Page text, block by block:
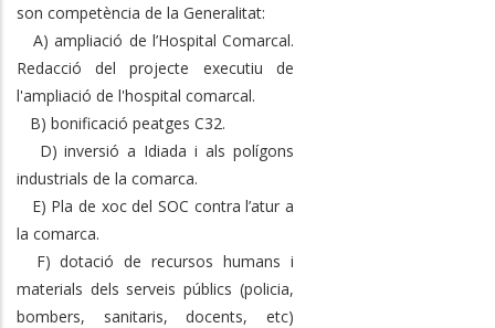
son competència de la Generalitat:
A) ampliació de l’Hospital Comarcal.
Redacció del projecte executiu de
l'ampliació de l'hospital comarcal.
B) bonificació peatges C32.
D) inversió a Idiada i als polígons
industrials de la comarca.
E) Pla de xoc del SOC contra l’atur a
la comarca.
F) dotació de recursos humans i
materials dels serveis públics (policia,
bombers, sanitaris, docents, etc)